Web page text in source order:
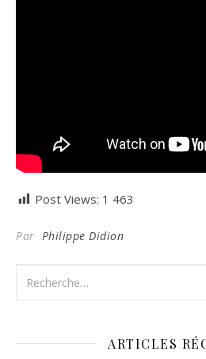
Post Views: 1 463
Par Philippe Didion
ARTICLES